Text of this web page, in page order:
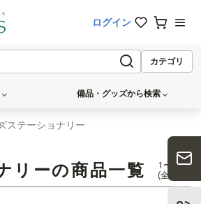
ログイン
カテゴリ
備品・グッズから検索
ステーショナリー
リーの商品一覧
1〜50件
(全52件)